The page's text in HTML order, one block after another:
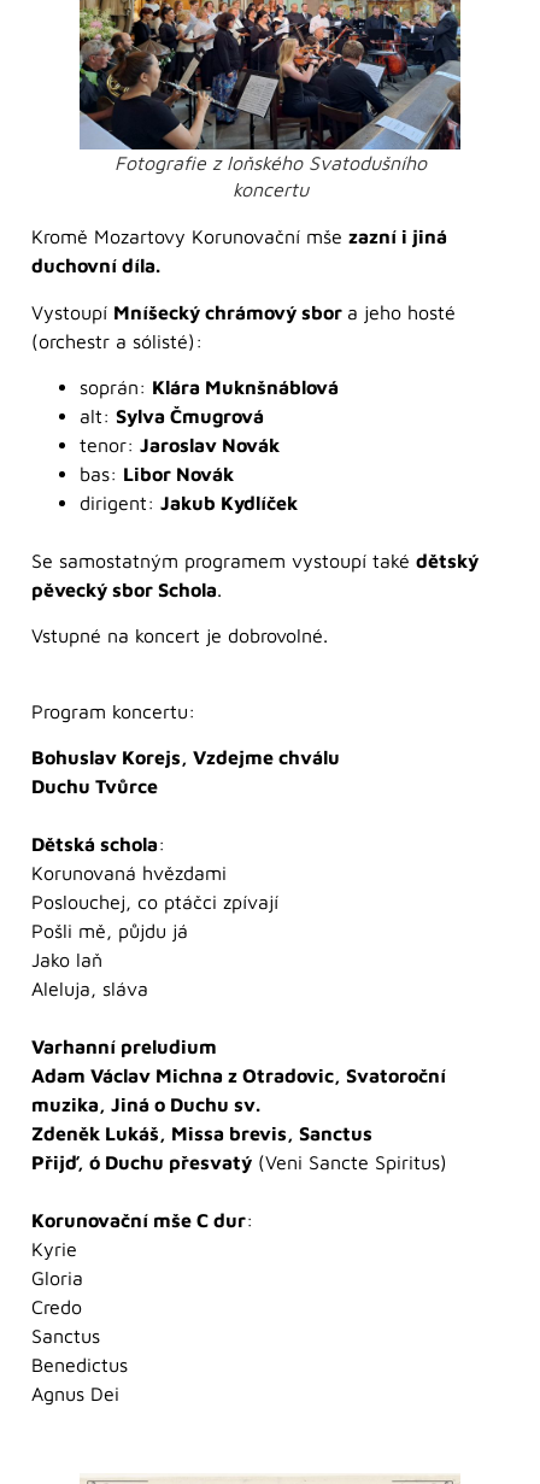
Fotografie z loňského Svatodušního
koncertu
Kromě Mozartovy Korunovační mše zazní i jiná
duchovní díla.
Vystoupí Mníšecký chrámový sbor a jeho hosté
(orchestr a sólisté):
soprán: Klára Muknšnáblová
alt: Sylva Čmugrová
tenor: Jaroslav Novák
bas: Libor Novák
dirigent: Jakub Kydlíček
Se samostatným programem vystoupí také dětský
pěvecký sbor Schola.
Vstupné na koncert je dobrovolné.
Program koncertu:
Bohuslav Korejs, Vzdejme chválu
Duchu Tvůrce
Dětská schola:
Korunovaná hvězdami
Poslouchej, co ptáčci zpívají
Pošli mě, půjdu já
Jako laň
Aleluja, sláva
Varhanní preludium
Adam Václav Michna z Otradovic, Svatoroční
muzika, Jiná o Duchu sv.
Zdeněk Lukáš, Missa brevis, Sanctus
Přijď, ó Duchu přesvatý (Veni Sancte Spiritus)
Korunovační mše C dur:
Kyrie
Gloria
Credo
Sanctus
Benedictus
Agnus Dei